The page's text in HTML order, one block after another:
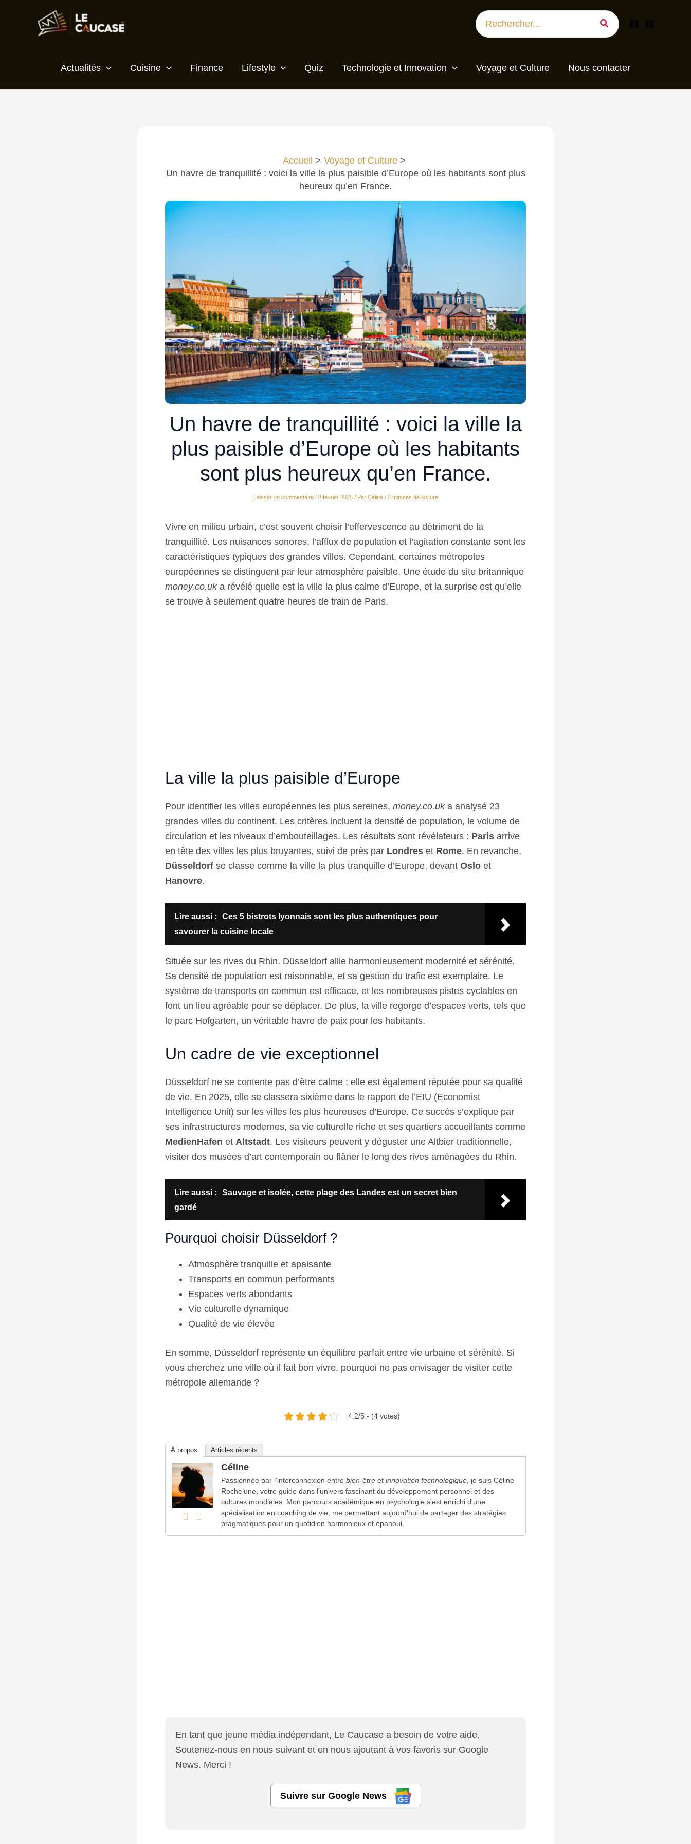
Search
for:
Actualités Cuisine Finance Lifestyle Quiz Technologie et Innovation Voyage et Culture Nous contacter
Accueil
Voyage et Culture
Un havre de tranquillité : voici la ville la plus paisible d’Europe où les habitants sont plus
heureux qu’en France.
Un havre de tranquillité : voici la ville la
plus paisible d’Europe où les habitants
sont plus heureux qu’en France.
Laisser un commentaire / 8 février 2025 / Par Céline / 2 minutes de lecture
Vivre en milieu urbain, c’est souvent choisir l’effervescence au détriment de la
tranquillité. Les nuisances sonores, l’afflux de population et l’agitation constante sont les
caractéristiques typiques des grandes villes. Cependant, certaines métropoles
européennes se distinguent par leur atmosphère paisible. Une étude du site britannique
money.co.uka révélé quelle est la ville la plus calme d’Europe, et la surprise est qu’elle
se trouve à seulement quatre heures de train de Paris.
La ville la plus paisible d’Europe
Pour identifier les villes européennes les plus sereines, money.co.uka analysé 23
grandes villes du continent. Les critères incluent la densité de population, le volume de
circulation et les niveaux d’embouteillages. Les résultats sont révélateurs : Paris arrive
en tête des villes les plus bruyantes, suivi de près par Londres et Rome. En revanche,
Düsseldorf se classe comme la ville la plus tranquille d’Europe, devant Oslo et
Hanovre.
Lire aussi :
Ces 5 bistrots lyonnais sont les plus authentiques pour
savourer la cuisine locale
Située sur les rives du Rhin, Düsseldorf allie harmonieusement modernité et sérénité.
Sa densité de population est raisonnable, et sa gestion du trafic est exemplaire. Le
système de transports en commun est efficace, et les nombreuses pistes cyclables en
font un lieu agréable pour se déplacer. De plus, la ville regorge d’espaces verts, tels que
le parc Hofgarten, un véritable havre de paix pour les habitants.
Un cadre de vie exceptionnel
Düsseldorf ne se contente pas d’être calme ; elle est également réputée pour sa qualité
de vie. En 2025, elle se classera sixième dans le rapport de l’EIU (Economist
Intelligence Unit) sur les villes les plus heureuses d’Europe. Ce succès s’explique par
ses infrastructures modernes, sa vie culturelle riche et ses quartiers accueillants comme
MedienHafen et Altstadt. Les visiteurs peuvent y déguster une Altbier traditionnelle,
visiter des musées d’art contemporain ou flâner le long des rives aménagées du Rhin.
Lire aussi :
Sauvage et isolée, cette plage des Landes est un secret bien
gardé
Pourquoi choisir Düsseldorf ?
Atmosphère tranquille et apaisante
Transports en commun performants
Espaces verts abondants
Vie culturelle dynamique
Qualité de vie élevée
En somme, Düsseldorf représente un équilibre parfait entre vie urbaine et sérénité. Si
vous cherchez une ville où il fait bon vivre, pourquoi ne pas envisager de visiter cette
métropole allemande ?
4.2/5 - (4 votes)
À propos Articles récents
Céline
Passionnée par l'interconnexion entre bien-être et innovation technologique , je suis Céline
Rochelune, votre guide dans l'univers fascinant du développement personnel et des
cultures mondiales. Mon parcours académique en psychologie s'est enrichi d'une
spécialisation en coaching de vie, me permettant aujourd'hui de partager des stratégies
pragmatiques pour un quotidien harmonieux et épanoui.
En tant que jeune média indépendant, Le Caucase a besoin de votre aide.
Soutenez-nous en nous suivant et en nous ajoutant à vos favoris sur Google
News. Merci !
Suivre sur Google News